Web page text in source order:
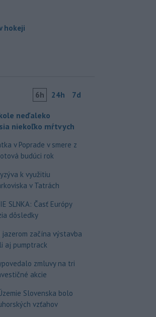
hokeji
6h 24h 7d
neďaleko
niekoľko mŕtvych
v Poprade v smere z
budúci rok
k využitiu
v Tatrách
SLNKA: Časť Európy
dôsledky
jazerom začína výstavba
aj pumptrack
zmluvy na tri
akcie
Slovenska bolo
vzťahov